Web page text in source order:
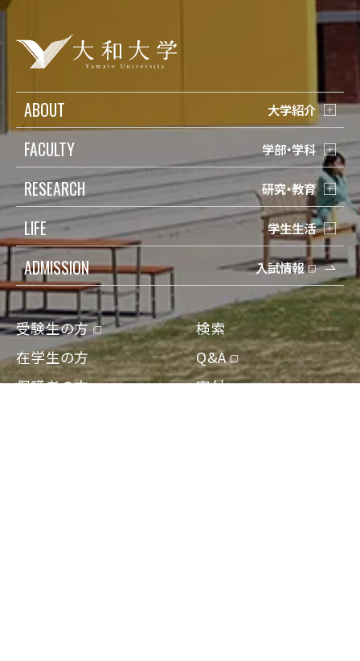
ABOUT 大学紹介
FACULTY 学部・学科
RESEARCH 研究・教育
LIFE 学生生活
ADMISSION 入試情報
受験生の方
在学生の方
保護者の方
検索
Q&A
寄付